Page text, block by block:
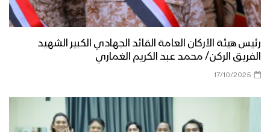
رئيس هيئة الأركان العامة القائد الجهادي الكبير الشهيد
الفريق الركن/ محمد عبد الكريم الغماري
17/10/2025